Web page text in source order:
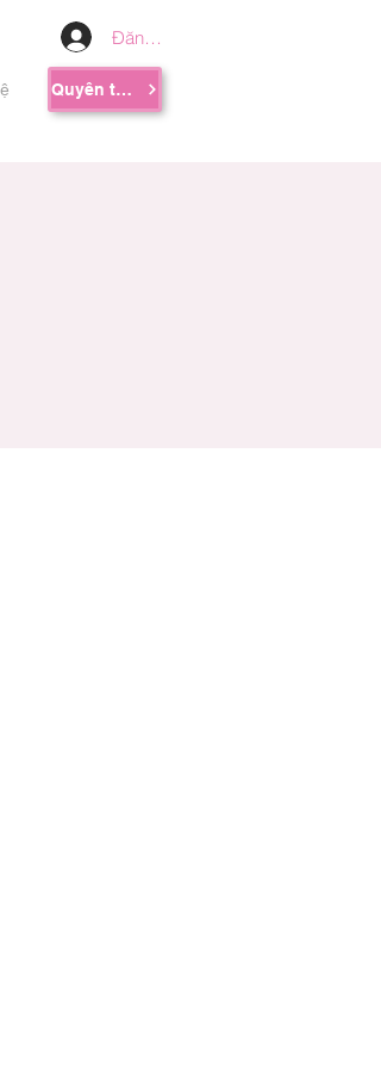
Đăng nhập
Quyên tặng